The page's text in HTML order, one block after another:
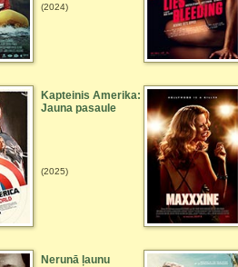
(2024)
Kapteinis Amerika:
Jauna pasaule
(2025)
Nerunā ļaunu